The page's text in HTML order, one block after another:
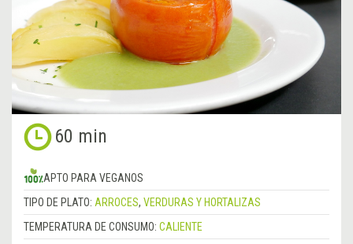
60 min
APTO PARA VEGANOS
TIPO DE PLATO: ARROCES, VERDURAS Y HORTALIZAS
TEMPERATURA DE CONSUMO: CALIENTE